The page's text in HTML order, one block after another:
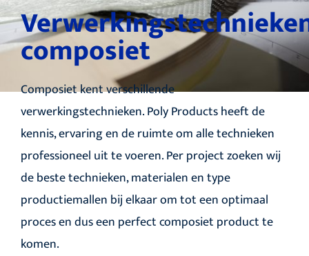
composiet
Composiet kent verschillende
verwerkingstechnieken. Poly Products heeft de
kennis, ervaring en de ruimte om alle technieken
professioneel uit te voeren. Per project zoeken wij
de beste technieken, materialen en type
productiemallen bij elkaar om tot een optimaal
proces en dus een perfect composiet product te
komen.